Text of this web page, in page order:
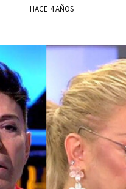
HACE 4 AÑOS